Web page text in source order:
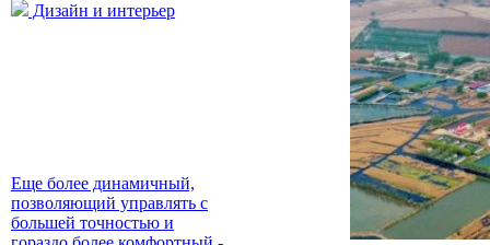
Дизайн и интерьер
Еще более динамичный,
позволяющий управлять с
большей точностью и